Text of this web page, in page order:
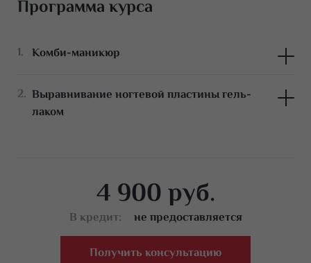
Программа курса
Комби-маникюр
Выравнивание ногтевой пластины гель-
лаком
Отработка на модели4 900 руб.
В кредит:
не предоставляется
Получить консультацию